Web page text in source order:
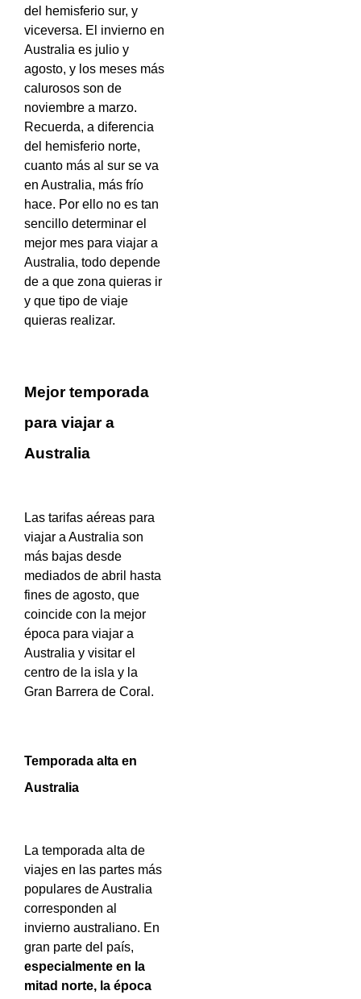
del hemisferio sur, y
viceversa. El invierno en
Australia es julio y
agosto, y los meses más
calurosos son de
noviembre a marzo.
Recuerda, a diferencia
del hemisferio norte,
cuanto más al sur se va
en Australia, más frío
hace. Por ello no es tan
sencillo determinar el
mejor mes para viajar a
Australia, todo depende
de a que zona quieras ir
y que tipo de viaje
quieras realizar.
Mejor temporada
para viajar a
Australia
Las tarifas aéreas para
viajar a Australia son
más bajas desde
mediados de abril hasta
fines de agosto, que
coincide con la mejor
época para viajar a
Australia y visitar el
centro de la isla y la
Gran Barrera de Coral.
Temporada alta en
Australia
La temporada alta de
viajes en las partes más
populares de Australia
corresponden al
invierno australiano. En
gran parte del país,
especialmente en la
mitad norte, la época